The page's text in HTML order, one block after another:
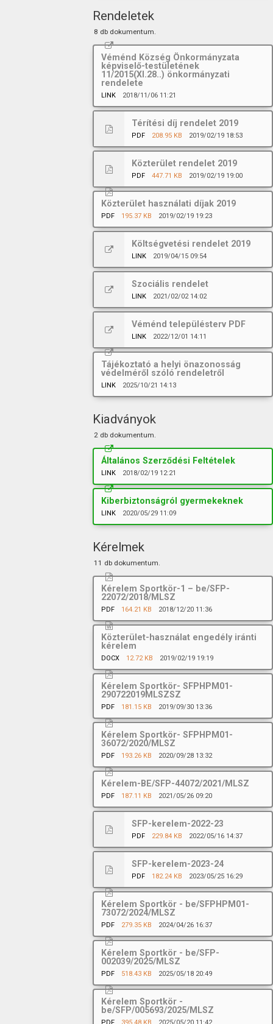
Rendeletek
8 db dokumentum.
Véménd Község Önkormányzata
képviselő-testületének
11/2015(XI.28..) önkormányzati
rendelete
LINK 2018/11/06 11:21
Térítési díj rendelet 2019
PDF 208.95 KB 2019/02/19 18:53
Közterület rendelet 2019
PDF 447.71 KB 2019/02/19 19:00
Közterület használati díjak 2019
PDF 195.37 KB 2019/02/19 19:23
Költségvetési rendelet 2019
LINK 2019/04/15 09:54
Szociális rendelet
LINK 2021/02/02 14:02
Véménd településterv PDF
LINK 2022/12/01 14:11
Tájékoztató a helyi önazonosság
védelméről szóló rendeletről
LINK 2025/10/21 14:13
Kiadványok
2 db dokumentum.
Általános Szerződési Feltételek
LINK 2018/02/19 12:21
Kiberbiztonságról gyermekeknek
LINK 2020/05/29 11:09
Kérelmek
11 db dokumentum.
Kérelem Sportkör-1 – be/SFP-
22072/2018/MLSZ
PDF 164.21 KB 2018/12/20 11:36
Közterület-használat engedély iránti
kérelem
DOCX 12.72 KB 2019/02/19 19:19
Kérelem Sportkör- SFPHPM01-
290722019MLSZSZ
PDF 181.15 KB 2019/09/30 13:36
Kérelem Sportkör- SFPHPM01-
36072/2020/MLSZ
PDF 193.26 KB 2020/09/28 13:32
Kérelem-BE/SFP-44072/2021/MLSZ
PDF 187.11 KB 2021/05/26 09:20
SFP-kerelem-2022-23
PDF 229.84 KB 2022/05/16 14:37
SFP-kerelem-2023-24
PDF 182.24 KB 2023/05/25 16:29
Kérelem Sportkör - be/SFPHPM01-
73072/2024/MLSZ
PDF 279.35 KB 2024/04/26 16:37
Kérelem Sportkör - be/SFP-
002039/2025/MLSZ
PDF 518.43 KB 2025/05/18 20:49
Kérelem Sportkör -
be/SFP/005693/2025/MLSZ